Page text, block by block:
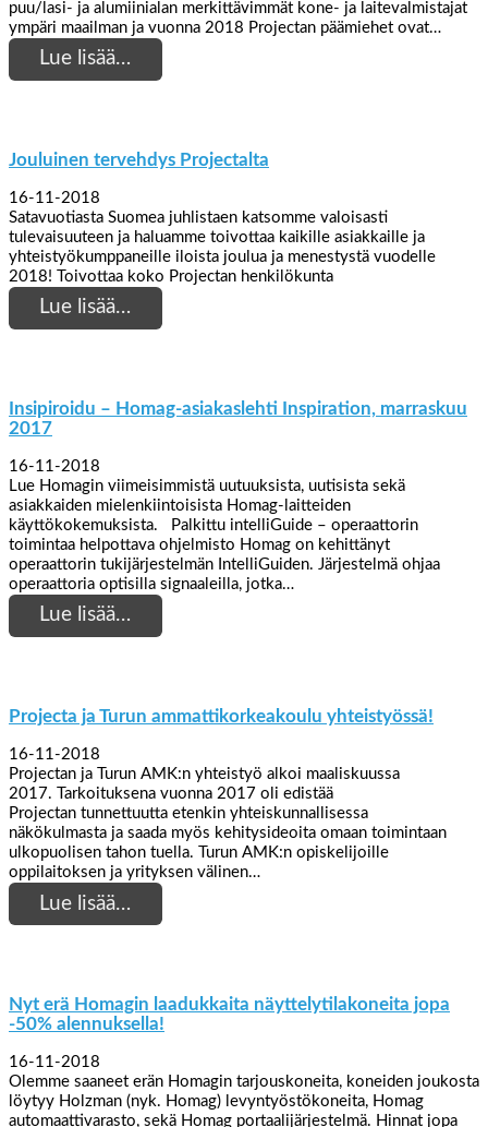
puu/lasi- ja alumiinialan merkittävimmät kone- ja laitevalmistajat
ympäri maailman ja vuonna 2018 Projectan päämiehet ovat…
Lue lisää…
Jouluinen tervehdys Projectalta
16-11-2018
Satavuotiasta Suomea juhlistaen katsomme valoisasti
tulevaisuuteen ja haluamme toivottaa kaikille asiakkaille ja
yhteistyökumppaneille iloista joulua ja menestystä vuodelle
2018! Toivottaa koko Projectan henkilökunta
Lue lisää…
Insipiroidu – Homag-asiakaslehti Inspiration, marraskuu
2017
16-11-2018
Lue Homagin viimeisimmistä uutuuksista, uutisista sekä
asiakkaiden mielenkiintoisista Homag-laitteiden
käyttökokemuksista. Palkittu intelliGuide – operaattorin
toimintaa helpottava ohjelmisto Homag on kehittänyt
operaattorin tukijärjestelmän IntelliGuiden. Järjestelmä ohjaa
operaattoria optisilla signaaleilla, jotka…
Lue lisää…
Projecta ja Turun ammattikorkeakoulu yhteistyössä!
16-11-2018
Projectan ja Turun AMK:n yhteistyö alkoi maaliskuussa
2017. Tarkoituksena vuonna 2017 oli edistää
Projectan tunnettuutta etenkin yhteiskunnallisessa
näkökulmasta ja saada myös kehitysideoita omaan toimintaan
ulkopuolisen tahon tuella. Turun AMK:n opiskelijoille
oppilaitoksen ja yrityksen välinen…
Lue lisää…
Nyt erä Homagin laadukkaita näyttelytilakoneita jopa
-50% alennuksella!
16-11-2018
Olemme saaneet erän Homagin tarjouskoneita, koneiden joukosta
löytyy Holzman (nyk. Homag) levyntyöstökoneita, Homag
automaattivarasto, sekä Homag portaalijärjestelmä. Hinnat jopa